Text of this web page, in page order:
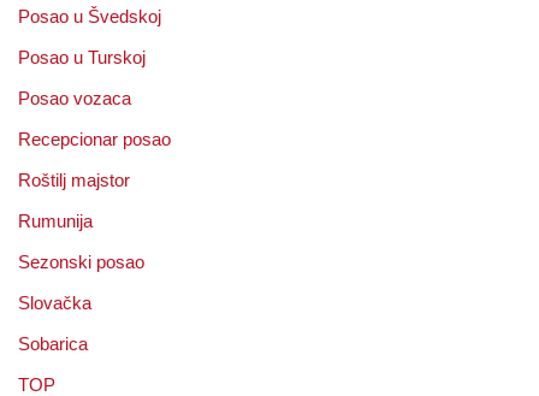
Posao u Švedskoj
Posao u Turskoj
Posao vozaca
Recepcionar posao
Roštilj majstor
Rumunija
Sezonski posao
Slovačka
Sobarica
TOP